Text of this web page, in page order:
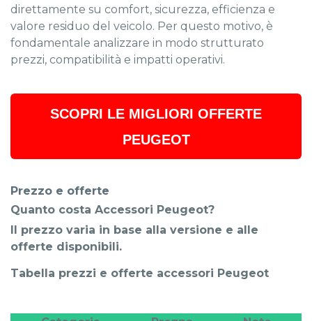
direttamente su comfort, sicurezza, efficienza e
valore residuo del veicolo. Per questo motivo, è
fondamentale analizzare in modo strutturato
prezzi, compatibilità e impatti operativi.
SCOPRI LE MIGLIORI OFFERTE
PEUGEOT
Prezzo e offerte
Quanto costa Accessori Peugeot?
Il prezzo varia in base alla versione e alle
offerte disponibili.
Tabella prezzi e offerte accessori Peugeot